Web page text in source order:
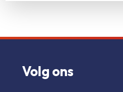
Volg ons